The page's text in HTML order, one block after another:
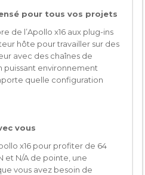
pour tous vos projets
de l’Apollo x16 aux plug-ins
hôte pour travailler sur des
avec des chaînes de
puissant environnement
quelle configuration
vous
x16 pour profiter de 64
et N/A de pointe, une
vous avez besoin de